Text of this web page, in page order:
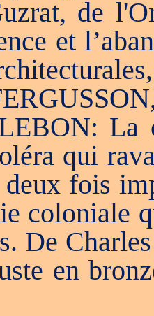
de
et
qui
fois
coloniale
De
en